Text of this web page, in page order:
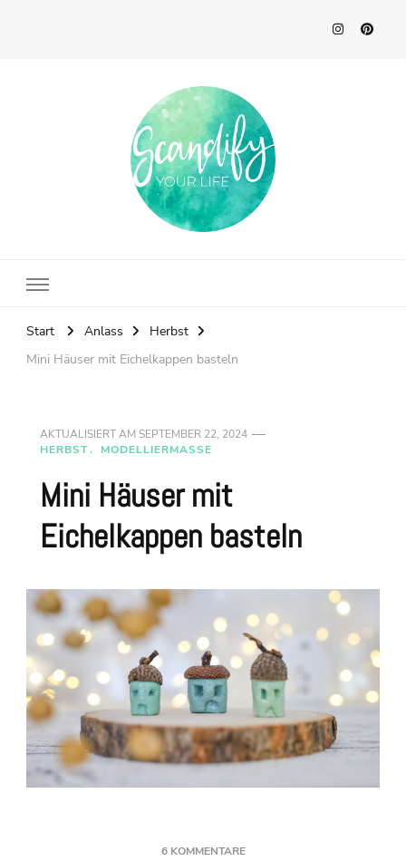
Start Anlass
Herbst
Mini Häuser mit Eichelkappen basteln
AKTUALISIERT AM SEPTEMBER 22, 2024
HERBST
MODELLIERMASSE
Mini Häuser mit
Eichelkappen basteln
6 KOMMENTAREZU